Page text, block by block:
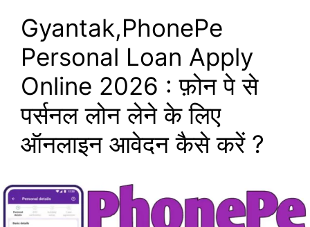
Gyantak,PhonePe
Personal Loan Apply
Online 2026 : फ़ोन पे से
पर्सनल लोन लेने के लिए
ऑनलाइन आवेदन कैसे करें ?